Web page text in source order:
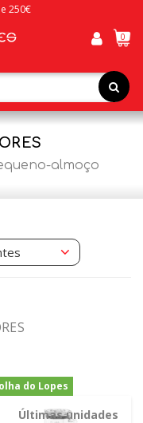
250€
0
almoço
do Lopes
Últimas unidades
-30%